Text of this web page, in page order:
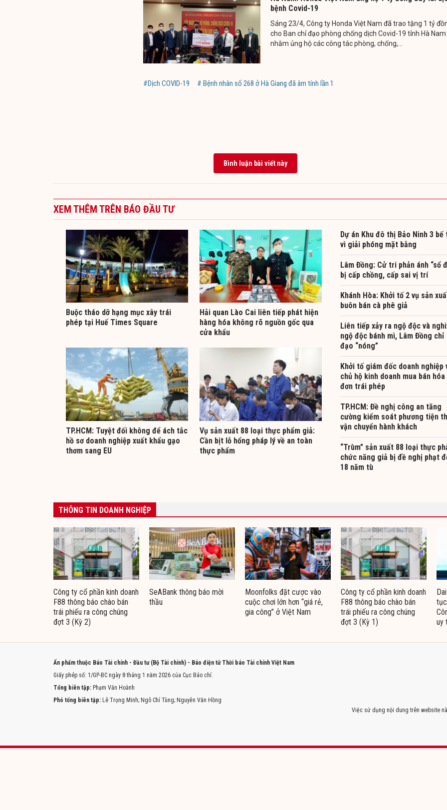
bệnh Covid-19
Sáng 23/4, Công ty Honda Việt Nam đã trao tặng 1 tỷ
cho Ban chỉ đạo phòng chống dịch Covid-19 tỉnh Hà Nam
nhằm ủng hộ các công tác phòng, chống,...
#Dịch COVID-19 # Bệnh nhân số 268 ở Hà Giang đã âm tính lần 1
Bình luận bài viết này
XEM THÊM TRÊN BÁO ĐẦU TƯ
Buộc tháo dỡ hạng mục xây trái
phép tại Huế Times Square
Hải quan Lào Cai liên tiếp phát hiện
hàng hóa không rõ nguồn gốc qua
cửa khẩu
TP.HCM: Tuyệt đối không để ách tắc
hồ sơ doanh nghiệp xuất khẩu gạo
thơm sang EU
Vụ sản xuất 88 loại thực phẩm giả:
Cần bịt lỗ hổng pháp lý về an toàn
thực phẩm
Dự án Khu đô thị Bảo Ninh 3 bế
vì giải phóng mặt bằng
Lâm Đồng: Cử tri phản ánh “sổ
bị cấp chồng, cấp sai vị trí
Khánh Hòa: Khởi tố 2 vụ sản
buôn bán cà phê giả
Liên tiếp xảy ra ngộ độc và nghi
ngộ độc bánh mì, Lâm Đồng chỉ
đạo “nóng”
Khởi tố giám đốc doanh nghiệp
chủ hộ kinh doanh mua bán hóa
đơn trái phép
TP.HCM: Đề nghị công an tăng
cường kiểm soát phương tiện
vận chuyển hành khách
“Trùm” sản xuất 88 loại thực
chức năng giả bị đề nghị phạt
18 năm tù
THÔNG TIN DOANH NGHIỆP
Công ty cổ phần kinh doanh
F88 thông báo chào bán
trái phiếu ra công chúng
đợt 3 (Kỳ 2)
SeABank thông báo mời
thầu
Moonfolks đặt cược vào
cuộc chơi lớn hơn “giá rẻ,
gia công” ở Việt Nam
Công ty cổ phần kinh doanh
F88 thông báo chào bán
trái phiếu ra công chúng
đợt 3 (Kỳ 1)
uy
Ấn phẩm thuộc Báo Tài chính - Đầu tư (Bộ Tài chính) - Báo điện tử Thời báo Tài chính Việt Nam
Giấy phép số: 1/GP-BC ngày 8 tháng 1 năm 2026 của Cục Báo chí.
Tổng biên tập: Phạm Văn Hoành
Phó tổng biên tập: Lê Trọng Minh; Ngô Chí Tùng; Nguyễn Văn Hồng
Việc sử dụng nội dung trên website